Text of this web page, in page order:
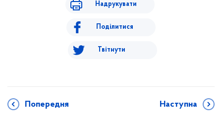
Надрукувати
Поділитися
Твітнути
Попередня Наступна